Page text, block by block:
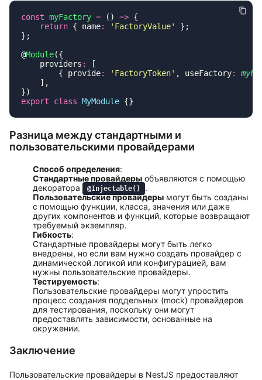
const myFactory = () =>
    return
{ name: ' FactoryValue'
@Module
    providers
:
        { provide
: ' FactoryToken' , useFactory:
export class MyModule
Разница между стандартными и
пользовательскими провайдерами
Способ определения:
Стандартные провайдеры объявляются с помощью
декоратора
@Injectable()
.
Пользовательские провайдеры могут быть созданы
с помощью функции, класса, значения или даже
других компонентов и функций, которые возвращают
требуемый экземпляр.
Гибкость:
Стандартные провайдеры могут быть легко
внедрены, но если вам нужно создать провайдер с
динамической логикой или конфигурацией, вам
нужны пользовательские провайдеры.
Тестируемость:
Пользовательские провайдеры могут упростить
процесс создания поддельных (mock) провайдеров
для тестирования, поскольку они могут
предоставлять зависимости, основанные на
окружении.
Заключение
Пользовательские провайдеры в NestJS предоставляют